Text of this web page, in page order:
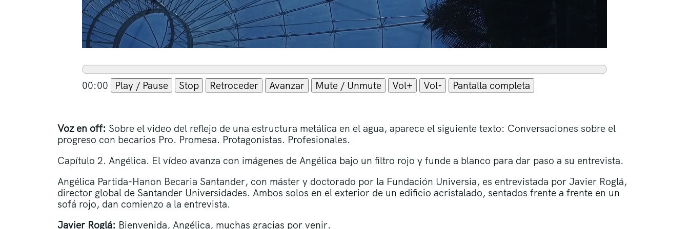
00:00 Play / Pause Stop Retroceder Avanzar Mute / Unmute Vol+ Vol- Pantalla completa
Voz en off: Sobre el video del reflejo de una estructura metálica en el agua, aparece el siguiente texto: Conversaciones sobre el
progreso con becarios Pro. Promesa. Protagonistas. Profesionales.
Capítulo 2. Angélica. El vídeo avanza con imágenes de Angélica bajo un filtro rojo y funde a blanco para dar paso a su entrevista.
Angélica Partida-Hanon Becaria Santander, con máster y doctorado por la Fundación Universia, es entrevistada por Javier Roglá,
director global de Santander Universidades. Ambos solos en el exterior de un edificio acristalado, sentados frente a frente en un
sofá rojo, dan comienzo a la entrevista.
Javier Roglá: Bienvenida, Angélica, muchas gracias por venir.